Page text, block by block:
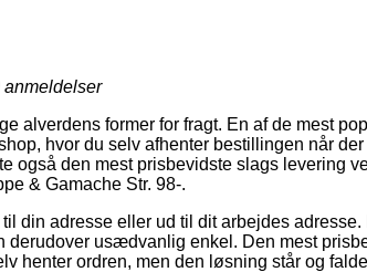
anmeldelser
alverdens former for fragt. En af de mest
hvor du selv afhenter bestillingen når
også den mest prisbevidste slags levering
& Gamache Str. 98-.
din adresse eller ud til dit arbejdes adresse.
derudover usædvanlig enkel. Den mest
henter ordren, men den løsning står og